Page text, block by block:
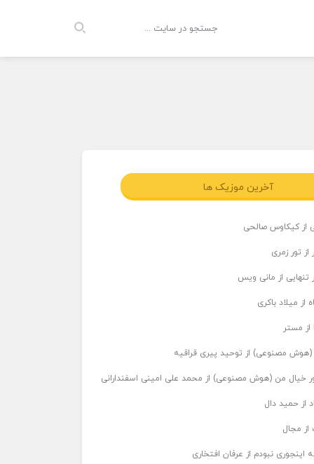
آخرین موزیک ها
از کیکاوس صالحی
تور زمری
تنهایی از مانی ویس
از میلاد باکری
از مستر
(هوش مصنوعی) از توحید پیری قراقیه
خیال من (هوش مصنوعی) از محمد علی امینی اسفندارانی
از حمید دال
از مجال
اینجوری نبودم از عرفان افتخاری